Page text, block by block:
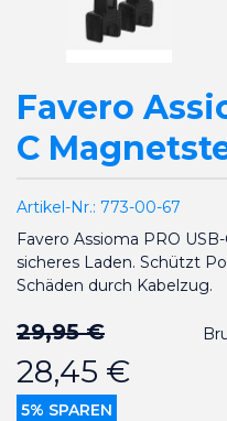
Favero
C
Artikel-Nr.: 773-00-67
Favero Assioma PRO
sicheres Laden. Schützt
Schäden durch Kabelzug.
29,95 €
28,45 €
5% SPAREN